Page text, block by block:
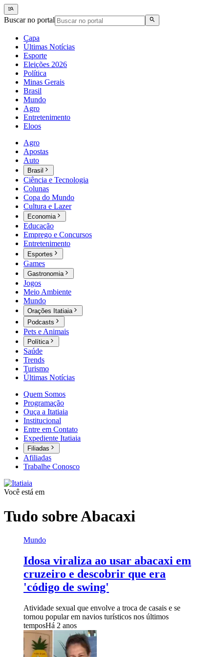
Buscar no portal
Capa
Últimas Notícias
Esporte
Eleições 2026
Política
Minas Gerais
Brasil
Mundo
Agro
Entretenimento
Eloos
Agro
Apostas
Auto
Brasil
Ciência e Tecnologia
Colunas
Copa do Mundo
Cultura e Lazer
Economia
Educação
Emprego e Concursos
Entretenimento
Esportes
Games
Gastronomia
Jogos
Meio Ambiente
Mundo
Orações Itatiaia
Podcasts
Pets e Animais
Política
Saúde
Trends
Turismo
Últimas Notícias
Quem Somos
Programação
Ouça a Itatiaia
Institucional
Entre em Contato
Expediente Itatiaia
Filiadas
Afiliadas
Trabalhe Conosco
Você está em
Tudo sobreAbacaxi
Mundo
Idosa viraliza ao usar abacaxi em
cruzeiro e descobrir que era
'código de swing'
Atividade sexual que envolve a troca de casais e se
tornou popular em navios turísticos nos últimos
temposHá 2 anos